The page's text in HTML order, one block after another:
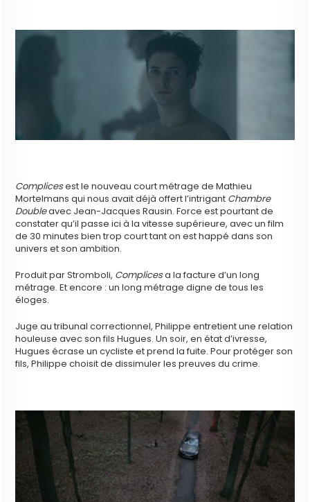
Complicesest le nouveau court métrage de Mathieu
Mortelmans qui nous avait déjà offert l’intrigant Chambre
Doubleavec Jean-Jacques Rausin. Force est pourtant de
constater qu’il passe ici à la vitesse supérieure, avec un film
de 30 minutes bien trop court tant on est happé dans son
univers et son ambition.
Produit par Stromboli, Complicesa la facture d’un long
métrage. Et encore : un long métrage digne de tous les
éloges.
Juge au tribunal correctionnel, Philippe entretient une relation
houleuse avec son fils Hugues. Un soir, en état d’ivresse,
Hugues écrase un cycliste et prend la fuite. Pour protéger son
fils, Philippe choisit de dissimuler les preuves du crime.